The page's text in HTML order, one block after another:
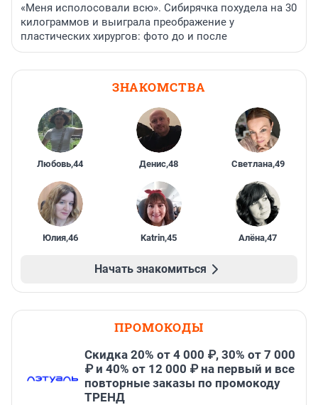
«Меня исполосовали всю». Сибирячка похудела на 30
килограммов и выиграла преображение у
пластических хирургов: фото до и после
ЗНАКОМСТВА
Любовь,44 Денис,48 Светлана,49
Юлия,46 Katrin,45 Алёна,47
Начать знакомиться
ПРОМОКОДЫ
Скидка 20% от 4 000 ₽, 30% от 7 000
₽ и 40% от 12 000 ₽ на первый и все
повторные заказы по промокоду
ТРЕНД